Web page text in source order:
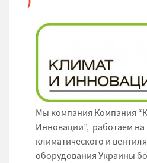
Мы компания Компания
Инновации”, работаем
климатического и
оборудования Украины